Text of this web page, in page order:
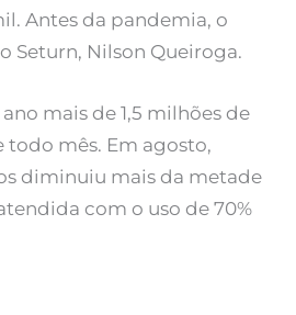
Antes da pandemia, o
Seturn, Nilson Queiroga.
mais de 1,5 milhões de
mês. Em agosto,
diminuiu mais da metade
com o uso de 70%